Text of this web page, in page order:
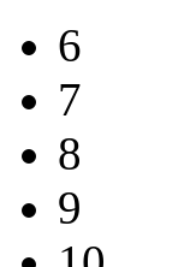
6
7
8
9